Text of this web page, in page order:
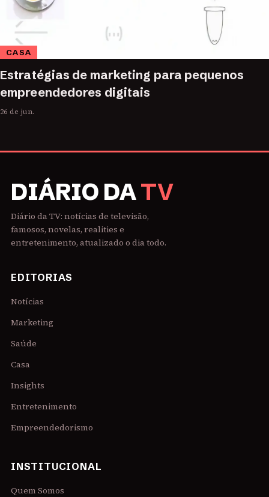
CASA
Estratégias de marketing para pequenos
empreendedores digitais
26 de jun.
DIÁRIO DATV
Diário da TV: notícias de televisão,
famosos, novelas, realities e
entretenimento, atualizado o dia todo.
EDITORIAS
Notícias
Marketing
Saúde
Casa
Insights
Entretenimento
Empreendedorismo
INSTITUCIONAL
Quem Somos